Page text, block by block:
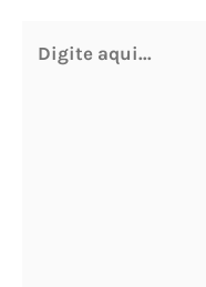
aqui...